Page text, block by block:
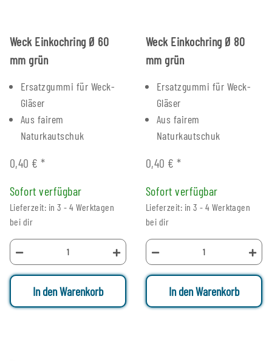
Weck Einkochring Ø 60
mm grün
Ersatzgummi für Weck-
Gläser
Aus fairem
Naturkautschuk
0,40 €*
Sofort verfügbar
Lieferzeit: in 3 - 4 Werktagen
bei dir
In den Warenkorb
Weck Einkochring Ø 80
mm grün
Ersatzgummi für Weck-
Gläser
Aus fairem
Naturkautschuk
0,40 €*
Sofort verfügbar
Lieferzeit: in 3 - 4 Werktagen
bei dir
In den Warenkorb